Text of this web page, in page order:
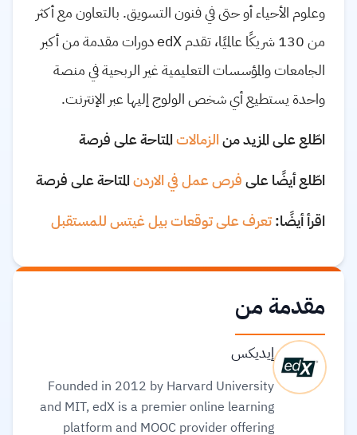
وعلوم الأحياء أو حتى في فنون التسويق. بالتعاون مع أكثر
من 130 شريكًا عالميًا، تقدم
edXدورات مقدمة من أكبر
الجامعات والمؤسسات التعليمية غير الربحية في منصة
واحدة يستطيع أي شخص الولوج إليها عبر الإنترنت.
اطّلع على المزيد منالزمالاتالمتاحة على فرصة
اطّلع أيضًا علىفرص عمل في الاردنالمتاحة على فرصة
اقرأ أيضًا:تعرف على توقعات بيل غيتس للمستقبل
مقدمة من
إيديكس
Founded in 2012 by Harvard University
and MIT, edX is a premier online learning
platform and MOOC provider offering